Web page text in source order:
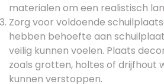
materialen om een ​​realistisch
Zorg voor voldoende
hebben behoefte aan
veilig kunnen voelen. Plaats
zoals grotten, holtes of drijfhout
kunnen verstoppen.